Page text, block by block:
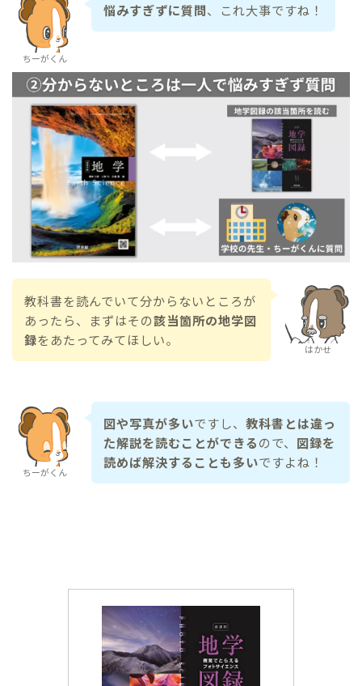
ちーがくん
悩みすぎずに質問、これ大事ですね！
はかせ
教科書を読んでいて分からないところが
あったら、まずはその該当箇所の地学図
録をあたってみてほしい。
ちーがくん
図や写真が多いですし、 教科書とは違っ
た解説を読むことができるので、 図録を
読めば解決することも多いですよね！